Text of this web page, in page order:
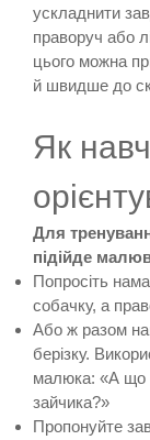
ускладнити
праворуч або
цього можна
й швидше до
Як
Для
підійде
Попросіть
собачку, а
Або ж разом
берізку.
малюка: «А що
зайчика?»
Пропонуйте